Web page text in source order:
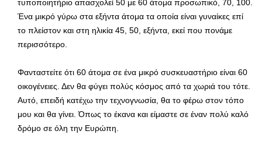
τυποποιητήριο απασχολεί 50 με 60 άτομα προσωπικό, 70, 100.
Ένα μικρό γύρω στα εξήντα άτομα τα οποία είναι γυναίκες επί
το πλείστον και στη ηλικία 45, 50, εξήντα, εκεί που πονάμε
περισσότερο.
Φανταστείτε ότι 60 άτομα σε ένα μικρό συσκευαστήριο είναι 60
οικογένειες. Δεν θα φύγει πολύς κόσμος από τα χωριά του τότε.
Αυτό, επειδή κατέχω την τεχνογνωσία, θα το φέρω στον τόπο
μου και θα γίνει. Όπως το έκανα και είμαστε σε έναν πολύ καλό
δρόμο σε όλη την Ευρώπη.